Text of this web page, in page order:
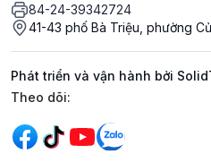
84-24-39342724
41-43 phố Bà Triệu, phường
Phát triển và vận hành bởi
Mạng xã hội
Theo dõi: